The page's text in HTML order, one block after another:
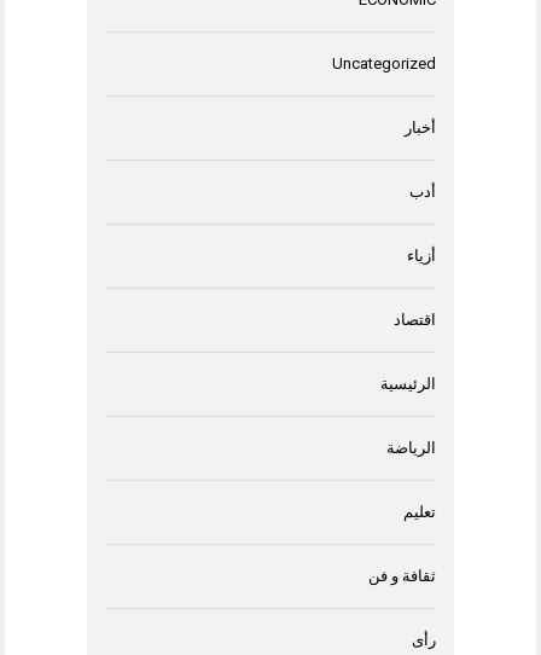
Uncategorized
أخبار
أدب
أزياء
اقتصاد
الرئيسية
الرياضة
تعليم
ثقافة و فن
رأى